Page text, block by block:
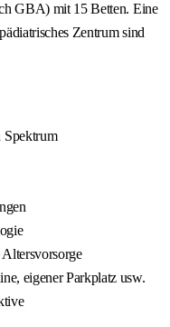
GBA) mit 15 Betten. Eine
Zentrum sind
eigener Parkplatz usw.